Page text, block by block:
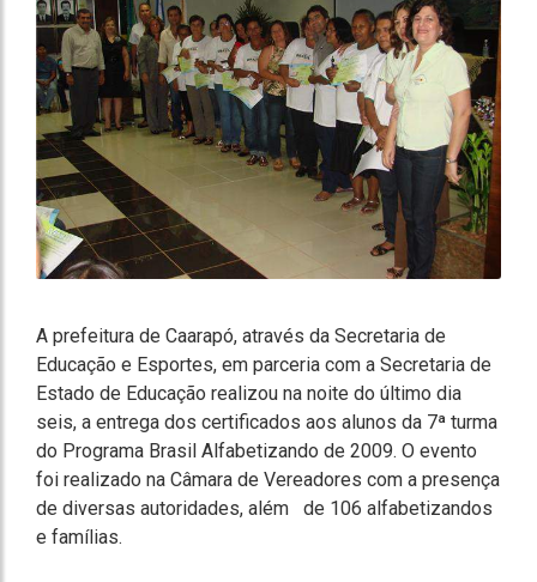
A prefeitura de Caarapó, através da Secretaria de
Educação e Esportes, em parceria com a Secretaria de
Estado de Educação realizou na noite do último dia
seis, a entrega dos certificados aos alunos da 7ª turma
do Programa Brasil Alfabetizando de 2009. O evento
foi realizado na Câmara de Vereadores com a presença
de diversas autoridades, além de 106 alfabetizandos
e famílias.